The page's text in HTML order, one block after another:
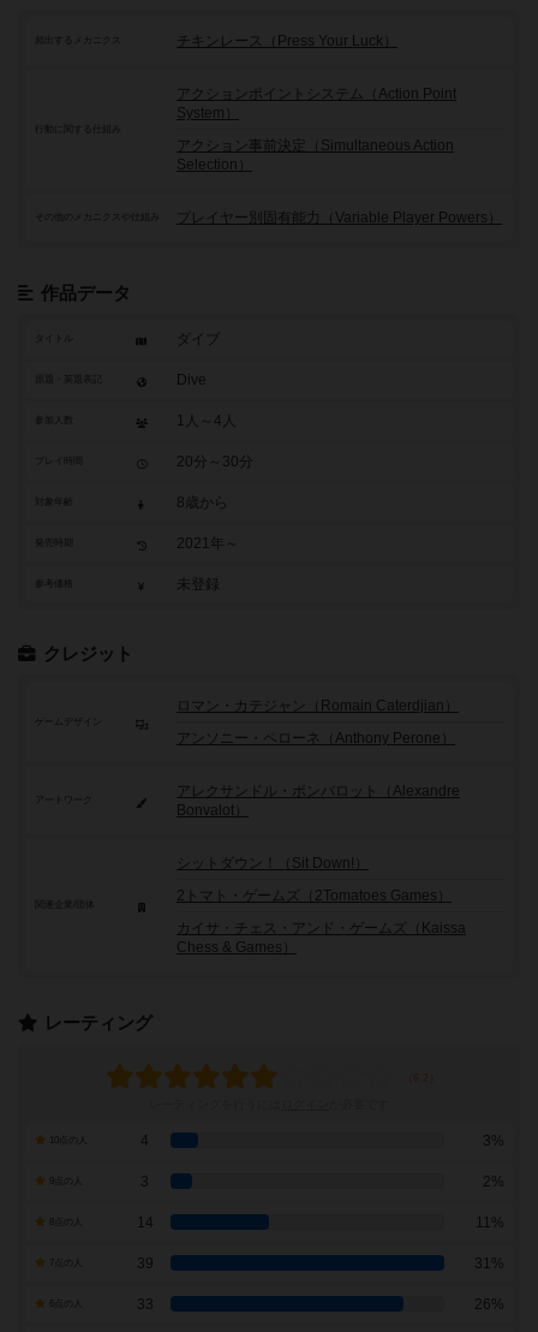
頻出するメカニクス チキンレース（Press Your Luck）
行動に関する仕組み
アクションポイントシステム（Action Point
System）
アクション事前決定（Simultaneous Action
Selection）
その他のメカニクスや仕組み プレイヤー別固有能力（Variable Player Powers）
作品データ
タイトル ダイブ
原題・英題表記 Dive
参加人数 1人～4人
20分～30分
対象年齢 8歳から
2021年～
参考価格 未登録
クレジット
ゲームデザイン
ロマン・カテジャン（Romain Caterdjian）
アンソニー・ペローネ（Anthony Perone）
アートワーク
アレクサンドル・ボンバロット（Alexandre
Bonvalot）
シットダウン！（Sit Down!）
2トマト・ゲームズ（2Tomatoes Games）
カイサ・チェス・アンド・ゲームズ（Kaissa
Chess & Games）
レーティング
4 3%
9点の人 3 2%
14 11%
7点の人 39 31%
33 26%